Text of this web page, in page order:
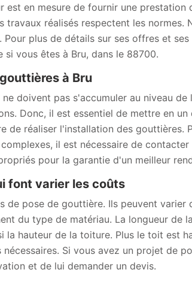
est en mesure de fournir une prestation
réalisés respectent les normes.
plus de détails sur ses offres et
vous êtes à Bru, dans le 88700.
à Bru
doivent pas s'accumuler au niveau de
Donc, il est essentiel de mettre en
de réaliser l'installation des gouttières.
il est nécessaire de
pour la garantie d'un meilleur
font varier les coûts
pose de gouttière. Ils peuvent varier
du type de matériau. La longueur de
la hauteur de la toiture. Plus le toit est
Si vous avez un projet de
et de lui demander un devis.